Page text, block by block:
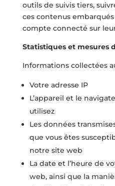
outils de suivis tiers,
ces contenus embarqués
compte connecté sur
Statistiques et mesures
Informations collectées
Votre adresse IP
L’appareil et le
utilisez
Les données
que vous êtes
notre site web
La date et l’heure de
web, ainsi que la